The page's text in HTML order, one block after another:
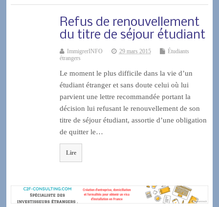
Refus de renouvellement
du titre de séjour étudiant
ImmigrerINFO 29 mars 2015
Étudiants
étrangers
Le moment le plus difficile dans la vie d’un
étudiant étranger et sans doute celui où lui
parvient une lettre recommandée portant la
décision lui refusant le renouvellement de son
titre de séjour étudiant, assortie d’une obligation
de quitter le…
Lire